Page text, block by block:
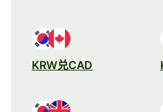
KRW兑CAD